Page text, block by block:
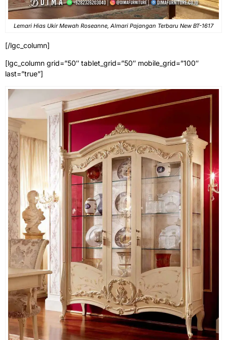
Lemari Hias Ukir Mewah Roseanne, Almari Pajangan Terbaru New BT-1617
[/lgc_column]
[lgc_column grid=”50″ tablet_grid=”50″ mobile_grid=”100″
last=”true”]